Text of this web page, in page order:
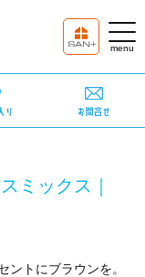
ミックス｜
ントにブラウンを。